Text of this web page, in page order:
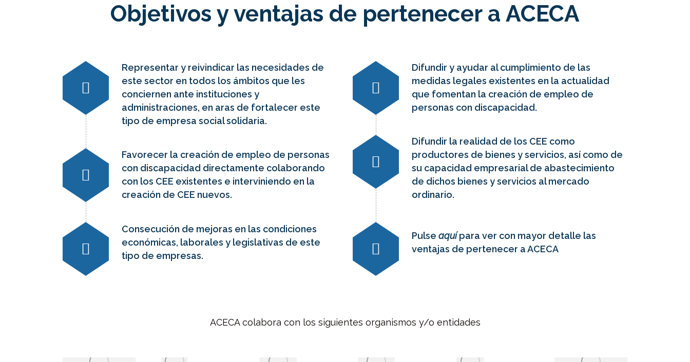
Objetivos y ventajas de pertenecer a ACECA
Representar y reivindicar las necesidades de
este sector en todos los ámbitos que les
conciernen ante instituciones y
administraciones, en aras de fortalecer este
tipo de empresa social solidaria.
Favorecer la creación de empleo de personas
con discapacidad directamente colaborando
con los CEE existentes e interviniendo en la
creación de CEE nuevos.
Consecución de mejoras en las condiciones
económicas, laborales y legislativas de este
tipo de empresas.
Difundir y ayudar al cumplimiento de las
medidas legales existentes en la actualidad
que fomentan la creación de empleo de
personas con discapacidad.
Difundir la realidad de los CEE como
productores de bienes y servicios, así como de
su capacidad empresarial de abastecimiento
de dichos bienes y servicios al mercado
ordinario.
Pulse aquí para ver con mayor detalle las
ventajas de pertenecer a ACECA
ACECA colabora con los siguientes organismos y/o entidades